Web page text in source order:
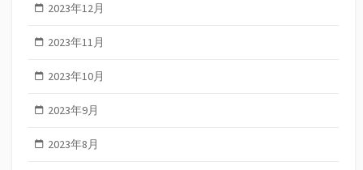
2023年12月
2023年11月
2023年10月
2023年9月
2023年8月